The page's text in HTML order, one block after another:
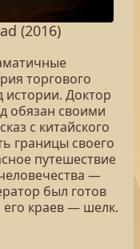
(2016)
торгового
истории. Доктор
обязан своими
с китайского
границы своего
путешествие
—
был готов
краев — шелк.